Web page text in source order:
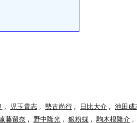
, 児玉貴志 , 勢古尚行 , 日比大介 , 池田成
藤留奈 , 野中隆光 , 銀粉蝶 , 駒木根隆介 ,